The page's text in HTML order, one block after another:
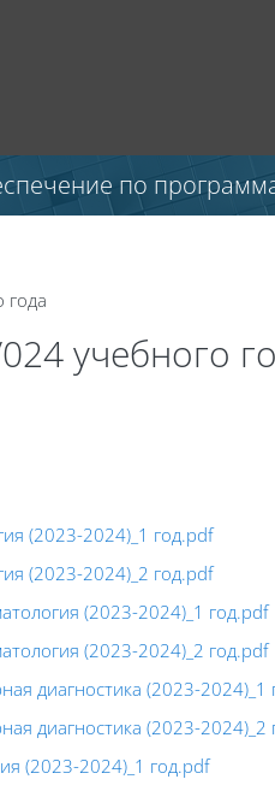
по
учебного
(2023-2024)_1 год.pdf
(2023-2024)_2 год.pdf
(2023-2024)_1 год.pdf
(2023-2024)_2 год.pdf
диагностика (2023-2024)_1
диагностика (2023-2024)_2
(2023-2024)_1 год.pdf